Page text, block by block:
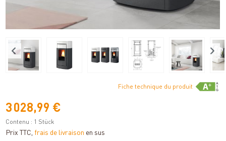
Fiche technique du produit
3 028,99 €
Contenu : 1 Stück
Prix TTC, frais de livraison en sus